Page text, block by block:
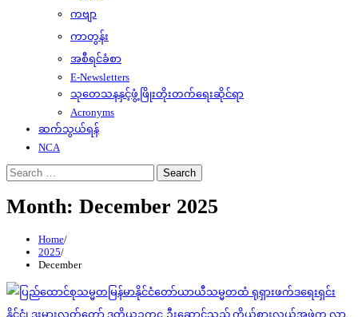
ကဗျာ
ကာတွန်း
အစီရင်ခံစာ
E-Newsletters
သုတေသနနှင့်ဖွံ့ဖြိုးတိုးတက်ရေးဆိုင်ရာ
Acronyms
ဆက်သွယ်ရန်
NCA
Search
for:
Month: December 2025
Home
2025
December